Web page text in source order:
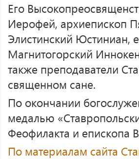
Его
Иерофей, архиепископ
Элистинский Юстиниан,
Магнитогорский
также преподаватели
священном сане.
По окончании
медалью
Феофилакта и епископа
По материалам сайта